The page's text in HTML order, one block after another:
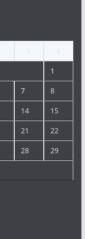
1
7 8
14 15
21 22
28 29